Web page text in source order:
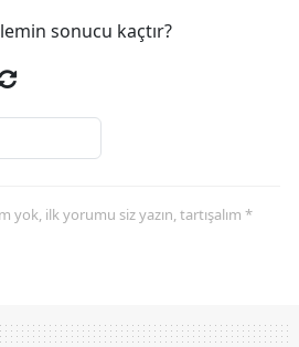
sonucu kaçtır?
yok, ilk yorumu siz yazın, tartışalım *